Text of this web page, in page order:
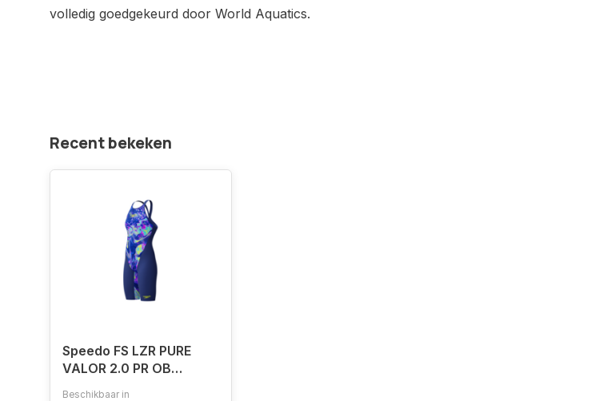
volledig goedgekeurd door World Aquatics.
Recent bekeken
Speedo FS LZR PURE
VALOR 2.0 PR OB
Beschikbaar in